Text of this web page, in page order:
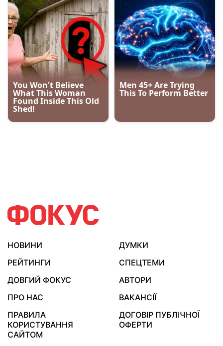
НОВИНИ
ДУМКИ
РЕЙТИНГИ
СПЕЦТЕМИ
ДОВГИЙ ФОКУС
АВТОРИ
ПРО НАС
ВАКАНСІЇ
ПРАВИЛА
КОРИСТУВАННЯ
САЙТОМ
ДОГОВІР ПУБЛІЧНОЇ
ОФЕРТИ